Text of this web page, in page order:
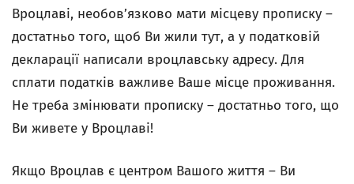
Вроцлаві, необов’язково мати місцеву прописку –
достатньо того, щоб Ви жили тут, а у податковій
декларації написали вроцлавську адресу. Для
сплати податків важливе Ваше місце проживання.
Не треба змінювати прописку – достатньо того, що
Ви живете у Вроцлаві!
Якщо Вроцлав є центром Вашого життя – Ви